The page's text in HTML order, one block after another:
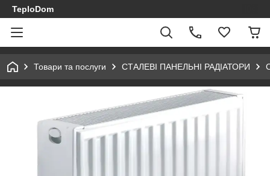
TeploDom
Товари та послуги СТАЛЕВІ ПАНЕЛЬНІ РАДІАТОРИ